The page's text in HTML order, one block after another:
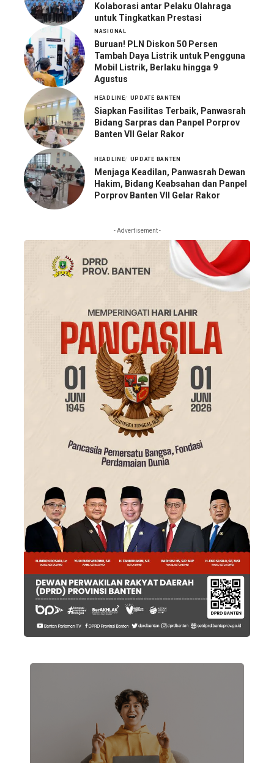
Kolaborasi antar Pelaku Olahraga
untuk Tingkatkan Prestasi
NASIONAL
Buruan! PLN Diskon 50 Persen
Tambah Daya Listrik untuk Pengguna
Mobil Listrik, Berlaku hingga 9
Agustus
HEADLINE UPDATE BANTEN
Siapkan Fasilitas Terbaik, Panwasrah
Bidang Sarpras dan Panpel Porprov
Banten VII Gelar Rakor
HEADLINE UPDATE BANTEN
Menjaga Keadilan, Panwasrah Dewan
Hakim, Bidang Keabsahan dan Panpel
Porprov Banten VII Gelar Rakor
- Advertisement -